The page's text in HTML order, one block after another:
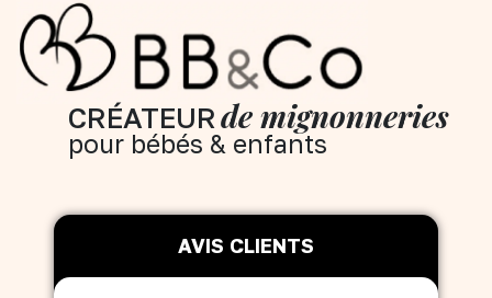
CRÉATEURde mignonneries
pour bébés & enfants
AVIS CLIENTS